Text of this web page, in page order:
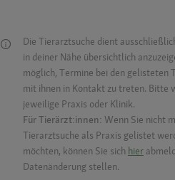
Die Tierarztsuche dient
in deiner Nähe übersichtlich
möglich, Termine bei den gelisteten
mit ihnen in Kontakt zu treten. Bitte
jeweilige Praxis oder Klinik.
Für Tierärzt:innen: Wenn Sie nicht
Tierarztsuche als Praxis gelistet
möchten, können Sie sich hier
Datenänderung stellen.